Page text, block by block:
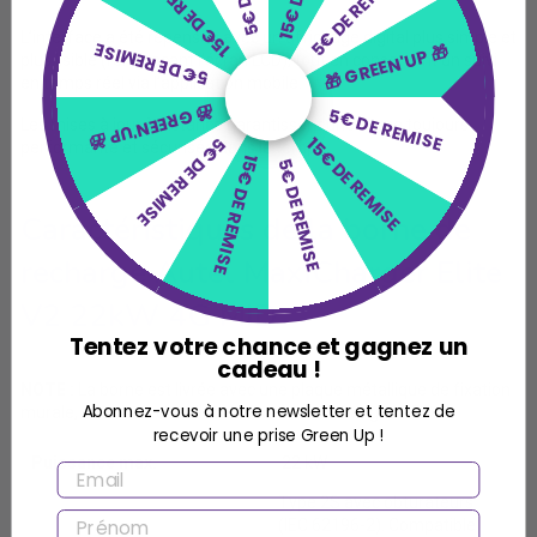
L’interface a été repensée avec un affichage digital plus simple et
plus lisible (remplaçant l’écran LCD), tout en conservant un suivi
en temps réel via l’application mobile.
Les mises à jour à distance garantissent une borne toujours
performante et sécurisée dans le temps.
Caractéristiques de la borne de
recharge Autel MaxiCharger Elite
V2 22kW 4G MID
murale, des vis et chevilles de fixation et 2 badges RFID.
Puissance max. 22 kW
Type 2S avec obturateurs
🎁 GREEN'UP 🎁
5€ DE REMISE
15€ DE REMISE
5€ DE REMISE
15€ DE REMISE
5€ DE REMISE
🎁 GREEN'UP 🎁
5€ DE REMISE
Tentez votre chance et gagnez un
cadeau !
Abonnez-vous à notre newsletter et tentez de
recevoir une prise Green Up !
EMAIL
PRÉNOM